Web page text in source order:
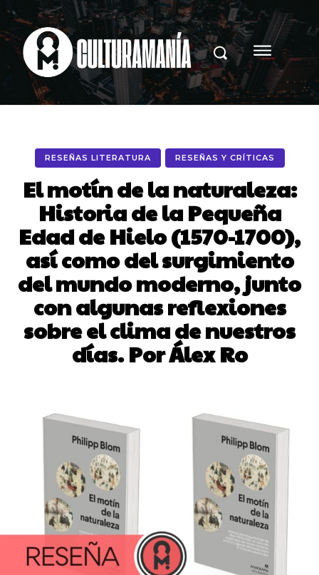
RESEÑAS LITERATURA RESEÑAS Y CRÍTICAS
El motín de la naturaleza:
Historia de la Pequeña
Edad de Hielo (1570-1700),
así como del surgimiento
del mundo moderno, junto
con algunas reflexiones
sobre el clima de nuestros
días. Por Álex Ro